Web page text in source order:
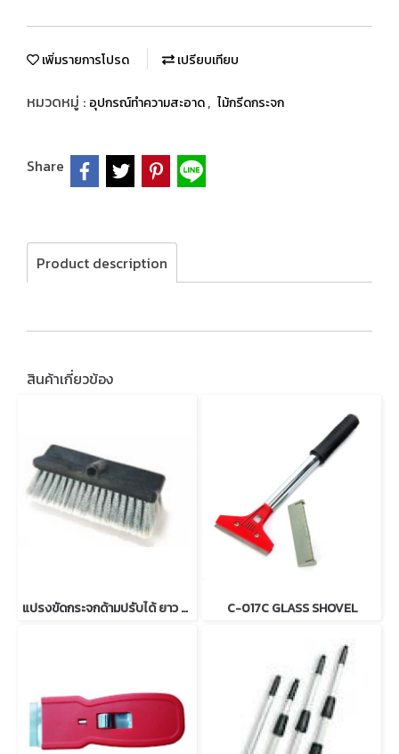
เพิ่มรายการโปรด เปรียบเทียบ
หมวดหมู่ : อุปกรณ์ทำความสะอาด, ไม้กรีดกระจก
Share
Product description
สินค้าเกี่ยวข้อง
แปรงขัดกระจกด้ามปรับได้ ยาว 3.3 เมตร รุ่น HC 1210 C-017C GLASS SHOVEL